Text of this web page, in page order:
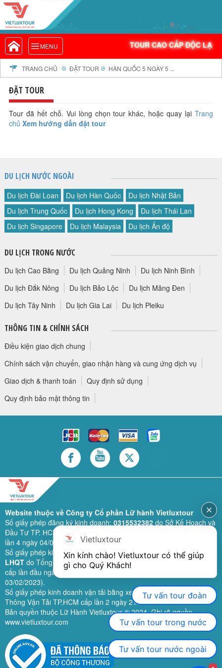
MENU TOUR CAO CẤP ĐỘC LẠ
VIETLUXTOUR.COM
TOUR CAO CẤP ĐỘC LẠ
TOUR TRONG NƯỚC
TOUR NƯỚC NGOÀI
TOUR KHỞI HÀNH TỪ HÀ NỘI
TOUR KHỞI HÀNH TỪ ĐÀ NẴNG
TOUR KHỞI HÀNH TỪ CẦN THƠ
TOUR ĐOÀN - M.I.C.E
GIỚI THIỆU
PROFILE EN
THƯ KHEN VIETLUXTOUR
HỘP THƯ GÓP Ý
PROFILE HƯỚNG DẪN VIÊN
TRANG CHỦ ĐẶT TOUR HÀN QUỐC 5 NGÀY 5 ...
ĐẶT TOUR
Tour đã hết chỗ. Vui lòng chọn tour khác, hoặc quay lạiTrang
chủ Xem hướng dẫn đặt tour
DU LỊCH NƯỚC NGOÀI
Du lịch Đài Loan Du lịch Hàn Quốc
Du lịch Nhật Bản
Du lịch Trung Quốc
Du lịch Hong Kong
Du lịch Thái Lan
Du lịch Singapore
Du lịch Malaysia Du lịch Ấn độ
DU LỊCH TRONG NƯỚC
Du lịch Cao Bằng Du lịch Quảng Ninh
Du lịch Ninh Bình
Du lịch Đắk Nông
Du lịch Bảo Lộc
Du lịch Măng Đen
Du lịch Tây Ninh
Du lịch Gia Lai Du lịch Pleiku
THÔNG TIN & CHÍNH SÁCH
Điều kiện giao dịch chung
Chính sách vận chuyển, giao nhận hàng và cung ứng dịch vụ
Giao dịch & thanh toán
Quy định sử dụng
Quy định bảo mật thông tin
Website thuộc về Công ty Cổ phần Lữ hành Vietluxtour
Số giấy phép đăng ký kinh doanh: 0315532382do Sở Kế Hoạch và
Đầu Tư TP. HCM cấp lần đầu ngày 28/02/2019 (sửa đổi bổ sung
lần 4 ngày 04/06/2024).
Số giấy phép kinh doanh lữ hành quốc tế:79-1111/2019/TCDL-GP
LHQTdo Tổng Cục Du Lịch (nay là Cục Du lịch quốc gia Việt Nam)
cấp lần đầu ngày 26/09/2019 (sửa đổi, bổ sung lần 3 ngày
03/02/2023).
Số giấy phép kinh doanh vận tải bằng xe ô tô:11924do Sở Giao
Thông Vận Tải TP.HCM cấp lần 2 ngày 21/02/2023.
Bản quyền thuộc Lữ Hành Vietluxtour ® 2024. Ghi rõ nguồn
www.vietluxtour.com
Vietluxtour
Xin kính chào! Vietluxtour có thể giúp
gì cho Quý Khách!
Tư vấn tour đoàn
Tư vấn tour trong nước
Tư vấn tour nước ngoài